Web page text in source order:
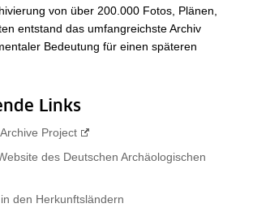
von über 200.000 Fotos, Plänen,
entstand das umfangreichste Archiv
Bedeutung für einen späteren
Links
Project
des Deutschen Archäologischen
den Herkunftsländern